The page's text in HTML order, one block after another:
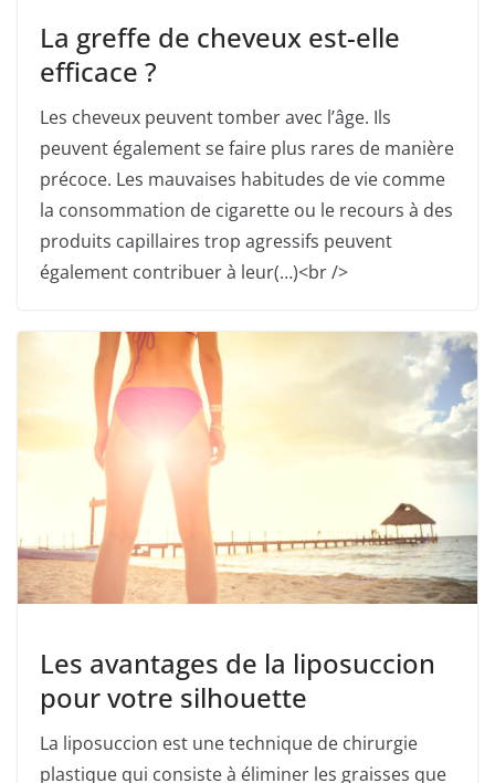
La greffe de cheveux est-elle
efficace ?
Les cheveux peuvent tomber avec l’âge. Ils
peuvent également se faire plus rares de manière
précoce. Les mauvaises habitudes de vie comme
la consommation de cigarette ou le recours à des
produits capillaires trop agressifs peuvent
également contribuer à leur(…)<br />
Les avantages de la liposuccion
pour votre silhouette
La liposuccion est une technique de chirurgie
plastique qui consiste à éliminer les graisses que